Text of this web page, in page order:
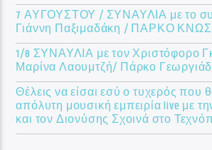
7 ΑΥΓΟΥΣΤΟΥ / ΣΥΝΑΥΛΙΑ με το
Γιάννη Παξιμαδάκη / ΠΑΡΚΟ
1/8 ΣΥΝΑΥΛΙΑ με τον Χριστόφορο
Μαρίνα Λαουμτζή/ Πάρκο
Θέλεις να είσαι εσύ ο τυχερός που
απόλυτη μουσική εμπειρία live με
και τον Διονύσης Σχοινά στο